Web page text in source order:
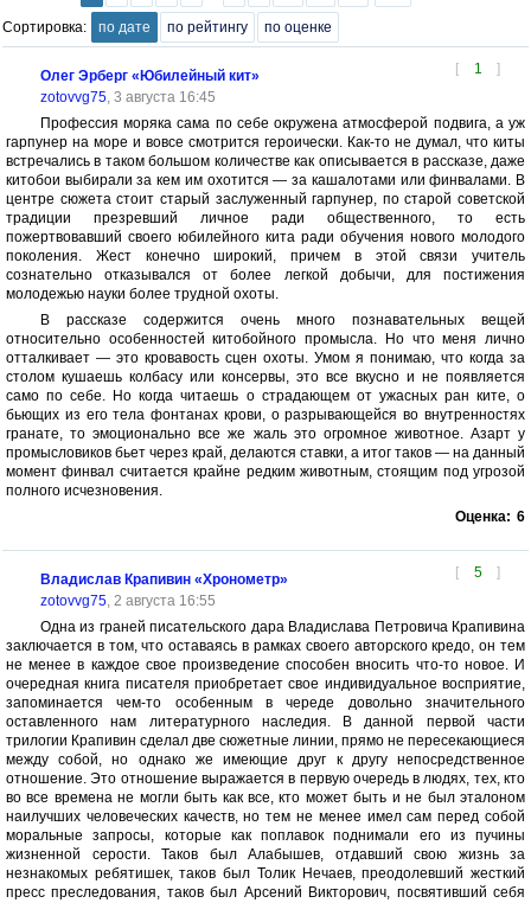
Сортировка: по дате по рейтингу по оценке
[ 1 ]
Олег Эрберг «Юбилейный кит»
zotovvg75, 3 августа 16:45
Профессия моряка сама по себе окружена атмосферой подвига, а уж
гарпунер на море и вовсе смотрится героически. Как-то не думал, что киты
встречались в таком большом количестве как описывается в рассказе, даже
китобои выбирали за кем им охотится — за кашалотами или финвалами. В
центре сюжета стоит старый заслуженный гарпунер, по старой советской
традиции презревший личное ради общественного, то есть
пожертвовавший своего юбилейного кита ради обучения нового молодого
поколения. Жест конечно широкий, причем в этой связи учитель
сознательно отказывался от более легкой добычи, для постижения
молодежью науки более трудной охоты.
В рассказе содержится очень много познавательных вещей
относительно особенностей китобойного промысла. Но что меня лично
отталкивает — это кровавость сцен охоты. Умом я понимаю, что когда за
столом кушаешь колбасу или консервы, это все вкусно и не появляется
само по себе. Но когда читаешь о страдающем от ужасных ран ките, о
бьющих из его тела фонтанах крови, о разрывающейся во внутренностях
гранате, то эмоционально все же жаль это огромное животное. Азарт у
промысловиков бьет через край, делаются ставки, а итог таков — на данный
момент финвал считается крайне редким животным, стоящим под угрозой
полного исчезновения.
Оценка: 6
[ 5 ]
Владислав Крапивин «Хронометр»
zotovvg75, 2 августа 16:55
Одна из граней писательского дара Владислава Петровича Крапивина
заключается в том, что оставаясь в рамках своего авторского кредо, он тем
не менее в каждое свое произведение способен вносить что-то новое. И
очередная книга писателя приобретает свое индивидуальное восприятие,
запоминается чем-то особенным в череде довольно значительного
оставленного нам литературного наследия. В данной первой части
трилогии Крапивин сделал две сюжетные линии, прямо не пересекающиеся
между собой, но однако же имеющие друг к другу непосредственное
отношение. Это отношение выражается в первую очередь в людях, тех, кто
во все времена не могли быть как все, кто может быть и не был эталоном
наилучших человеческих качеств, но тем не менее имел сам перед собой
моральные запросы, которые как поплавок поднимали его из пучины
жизненной серости. Таков был Алабышев, отдавший свою жизнь за
незнакомых ребятишек, таков был Толик Нечаев, преодолевший жесткий
пресс преследования, таков был Арсений Викторович, посвятивший себя